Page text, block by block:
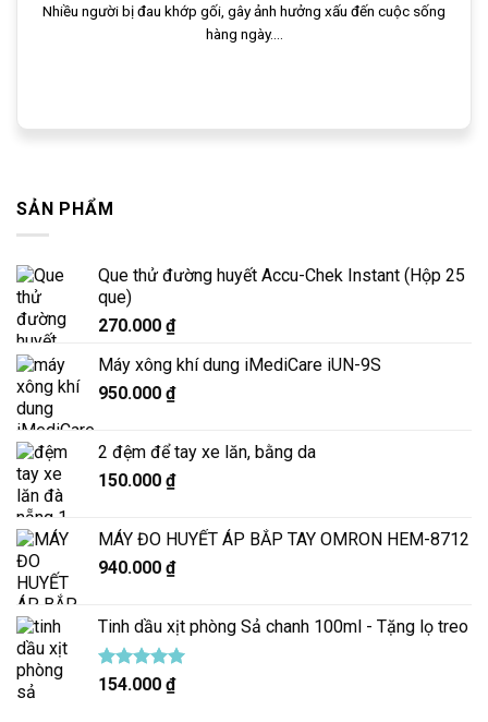
Nhiều người bị đau khớp gối, gây ảnh hưởng xấu đến cuộc sống
hàng ngày....
SẢN PHẨM
Que thử đường huyết Accu-Chek Instant (Hộp 25
que)
270.000 ₫
Máy xông khí dung iMediCare iUN-9S
950.000 ₫
2 đệm để tay xe lăn, bằng da
150.000 ₫
MÁY ĐO HUYẾT ÁP BẮP TAY OMRON HEM-8712
940.000 ₫
Tinh dầu xịt phòng Sả chanh 100ml - Tặng lọ treo
Được xếp
5.00
154.000 ₫